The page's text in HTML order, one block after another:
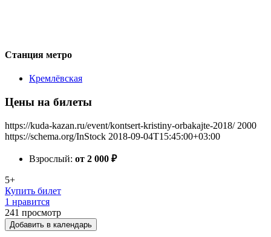
Станция метро
Кремлёвская
Цены на билеты
https://kuda-kazan.ru/event/kontsert-kristiny-orbakajte-2018/ 2000
https://schema.org/InStock 2018-09-04T15:45:00+03:00
Взрослый: от 2 000 ₽
5+
Купить билет
1 нравится
241 просмотр
Добавить в календарь